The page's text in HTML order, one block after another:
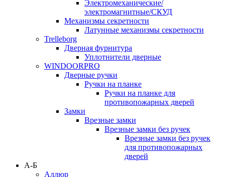
Электромеханические/
электромагнитные/СКУД
Механизмы секретности
Латунные механизмы секретности
Trelleborg
Дверная фурнитура
Уплотнители дверные
WINDOORPRO
Дверные ручки
Ручки на планке
Ручки на планке для
противопожарных дверей
Замки
Врезные замки
Врезные замки без ручек
Врезные замки без ручек
для противопожарных
дверей
А-Б
Аллюр